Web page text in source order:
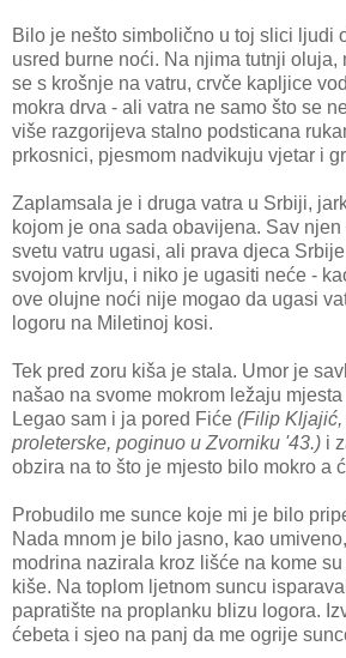
Bilo je nešto simbolično u toj slici ljudi
usred burne noći. Na njima tutnji
se s krošnje na vatru, crvče kapljice
mokra drva - ali vatra ne samo što se
više razgorijeva stalno podsticana
prkosnici, pjesmom nadvikuju vjetar i
Zaplamsala je i druga vatra u Srbiji,
kojom je ona sada obavijena. Sav
svetu vatru ugasi, ali prava djeca
svojom krvlju, i niko je ugasiti neće -
ove olujne noći nije mogao da ugasi
logoru na Miletinoj kosi.
Tek pred zoru kiša je stala. Umor je
našao na svome mokrom ležaju
Legao sam i ja pored Fiće (Filip Kljajić,
proleterske, poginuo u Zvorniku '43.) i
obzira na to što je mjesto bilo mokro a
Probudilo me sunce koje mi je bilo
Nada mnom je bilo jasno, kao
modrina nazirala kroz lišće na kome
kiše. Na toplom ljetnom suncu
papratište na proplanku blizu logora.
ćebeta i sjeo na panj da me ogrije